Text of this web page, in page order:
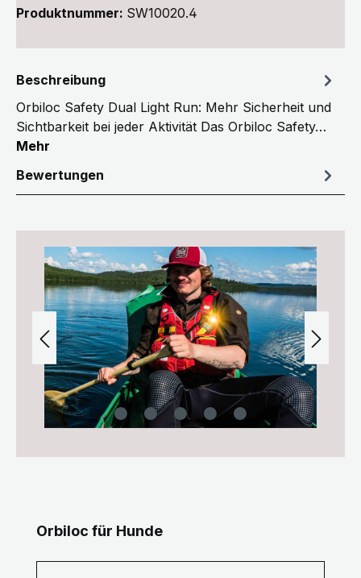
Produktnummer: SW10020.4
Beschreibung
Orbiloc Safety Dual Light Run: Mehr Sicherheit und
Sichtbarkeit bei jeder Aktivität Das Orbiloc Safety…
Mehr
Bewertungen
Bildergalerie überspringen
Produktgalerie überspringen
Orbiloc für Hunde